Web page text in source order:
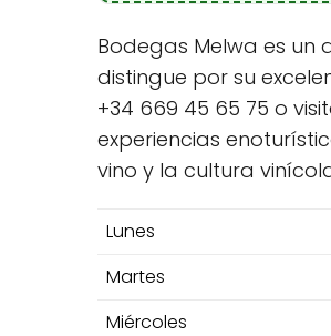
Bodegas Melwa es un
distingue por su
+34 669 45 65 75 o
experiencias
vino y la cultura
Lunes
Martes
Miércoles